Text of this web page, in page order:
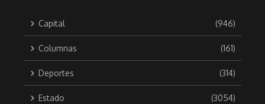
Capital (946)
Columnas (161)
Deportes (314)
Estado (3054)